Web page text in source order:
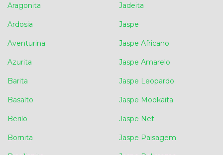
Aragonita
Ardosia
Aventurina
Azurita
Barita
Basalto
Berilo
Bornita
Jadeita
Jaspe
Jaspe Africano
Jaspe Amarelo
Jaspe Leopardo
Jaspe Mookaita
Jaspe Net
Jaspe Paisagem